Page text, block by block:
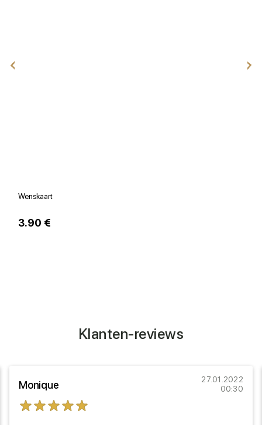
Wenskaart
3.90 €
Klanten-reviews
Monique
27.01.2022
00:30